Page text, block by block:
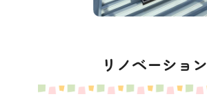
リノベーション